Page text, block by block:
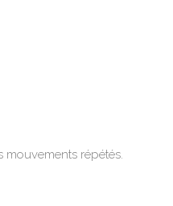
mouvements répétés.